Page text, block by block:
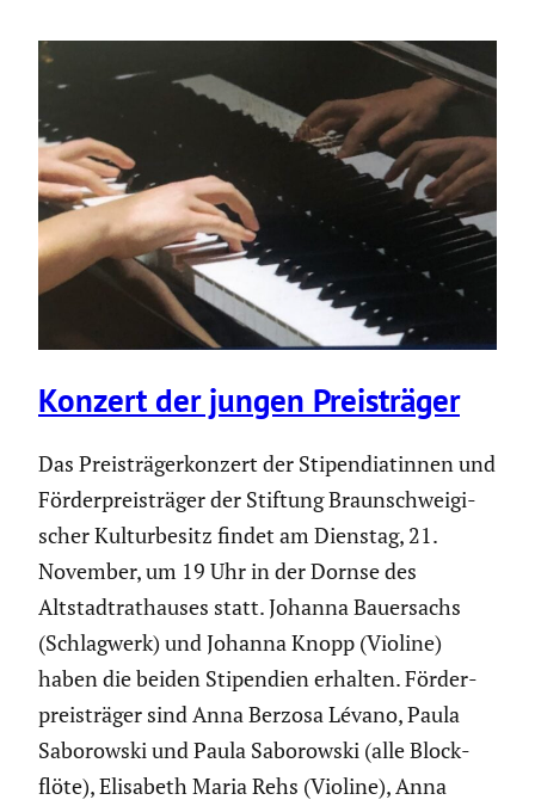
Konzert der jungen Preis­träger
Das Preis­trä­ger­kon­zert der Stipen­dia­tinnen und
Förder­preis­träger der Stiftung Braun­schwei­gi­
scher Kultur­be­sitz findet am Dienstag, 21.
November, um 19 Uhr in der Dornse des
Altstadt­rat­hauses statt. Johanna Bauer­sachs
(Schlag­werk) und Johanna Knopp (Violine)
haben die beiden Stipen­dien erhalten. Förder­
preis­träger sind Anna Berzosa Lévano, Paula
Saborowski und Paula Saborowski (alle Block­
flöte), Elisabeth Maria Rehs (Violine), Anna